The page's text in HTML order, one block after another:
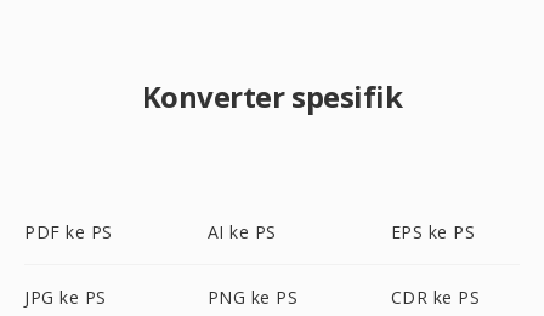
Konverter spesifik
PDF ke PS AI ke PS EPS ke PS
JPG ke PS PNG ke PS CDR ke PS